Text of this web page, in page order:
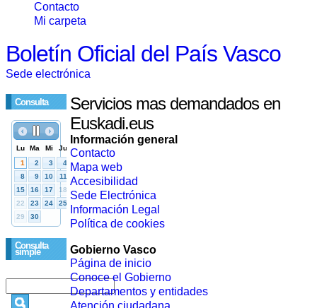
Contacto
Mi carpeta
Boletín Oficial del País Vasco
Sede electrónica
Consulta
Consulta
simple
Servicios mas demandados en
Euskadi.eus
Información general
Contacto
Mapa web
Accesibilidad
Sede Electrónica
Información Legal
Política de cookies
Gobierno Vasco
Página de inicio
Conoce el Gobierno
Departamentos y entidades
Atención ciudadana